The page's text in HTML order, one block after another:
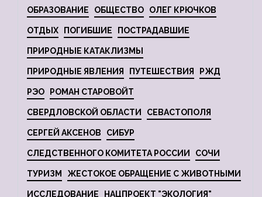
ОБРАЗОВАНИЕ ОБЩЕСТВО ОЛЕГ КРЮЧКОВ
ОТДЫХ ПОГИБШИЕ ПОСТРАДАВШИЕ
ПРИРОДНЫЕ КАТАКЛИЗМЫ
ПРИРОДНЫЕ ЯВЛЕНИЯ ПУТЕШЕСТВИЯ РЖД
РЭО РОМАН СТАРОВОЙТ
СВЕРДЛОВСКОЙ ОБЛАСТИ СЕВАСТОПОЛЯ
СЕРГЕЙ АКСЕНОВ СИБУР
СЛЕДСТВЕННОГО КОМИТЕТА РОССИИ СОЧИ
ТУРИЗМ ЖЕСТОКОЕ ОБРАЩЕНИЕ С ЖИВОТНЫМИ
ИССЛЕДОВАНИЕ НАЦПРОЕКТ "ЭКОЛОГИЯ"